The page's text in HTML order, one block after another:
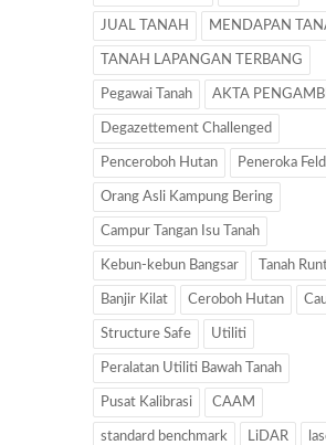
JUAL TANAH MENDAPAN
TANAH LAPANGAN TERBANG
Pegawai Tanah AKTA
Degazettement Challenged
Penceroboh Hutan Peneroka
Orang Asli Kampung Bering
Campur Tangan Isu Tanah
Kebun-kebun Bangsar Tanah
Banjir Kilat Ceroboh Hutan
Structure Safe Utiliti
Peralatan Utiliti Bawah Tanah
Pusat Kalibrasi CAAM
standard benchmark LiDAR